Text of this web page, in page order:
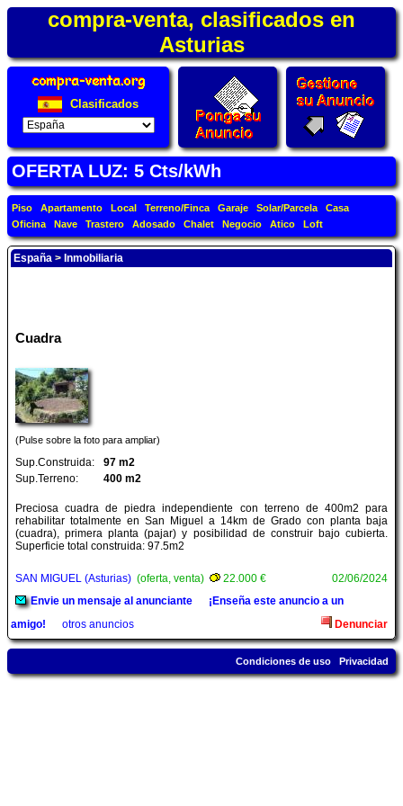
compra-venta, clasificados en
Asturias
Clasificados
OFERTA LUZ: 5 Cts/kWh
Piso Apartamento Local Terreno/Finca Garaje Solar/Parcela
Casa
Oficina
Nave Trastero Adosado Chalet Negocio Atico Loft
España > Inmobiliaria
Cuadra
(Pulse sobre la foto para ampliar)
Sup.Construida:
97 m2
Sup.Terreno:
400 m2
Preciosa cuadra de piedra independiente con terreno de 400m2 para
rehabilitar totalmente en San Miguel a 14km de Grado con planta baja
(cuadra), primera planta (pajar) y posibilidad de construir bajo cubierta.
Superficie total construida: 97.5m2
SAN MIGUEL (Asturias) (oferta, venta) 22.000 €
02/06/2024
Envie un mensaje al anunciante
¡Enseña este anuncio a un
amigo!
otros anuncios Denunciar
Condiciones de uso Privacidad